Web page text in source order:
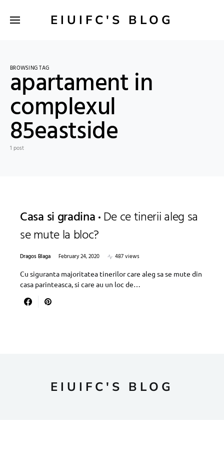
EIUIFC'S BLOG
BROWSING TAG
apartament in
complexul
85eastside
1 post
Casa si gradina De ce tinerii aleg sa
se mute la bloc?
Dragos Blaga February 24, 2020
487 views
Cu siguranta majoritatea tinerilor care aleg sa se mute din
casa parinteasca, si care au un loc de…
EIUIFC'S BLOG